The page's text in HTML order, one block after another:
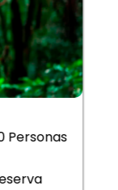
Personas